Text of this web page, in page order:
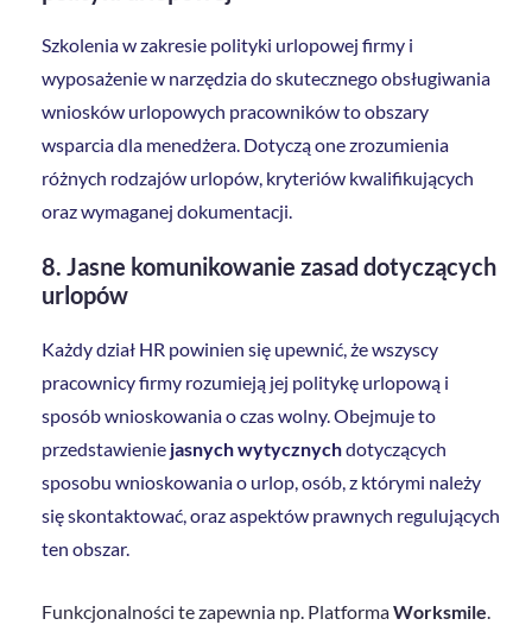
Szkolenia w zakresie polityki urlopowej firmy i
wyposażenie w narzędzia do skutecznego obsługiwania
wniosków urlopowych pracowników to obszary
wsparcia dla menedżera. Dotyczą one zrozumienia
różnych rodzajów urlopów, kryteriów kwalifikujących
oraz wymaganej dokumentacji.
8. Jasne komunikowanie zasad dotyczących
urlopów
Każdy dział HR powinien się upewnić, że wszyscy
pracownicy firmy rozumieją jej politykę urlopową i
sposób wnioskowania o czas wolny. Obejmuje to
przedstawienie jasnych wytycznychdotyczących
sposobu wnioskowania o urlop, osób, z którymi należy
się skontaktować, oraz aspektów prawnych regulujących
ten obszar.
Funkcjonalności te zapewnia np. PlatformaWorksmile.